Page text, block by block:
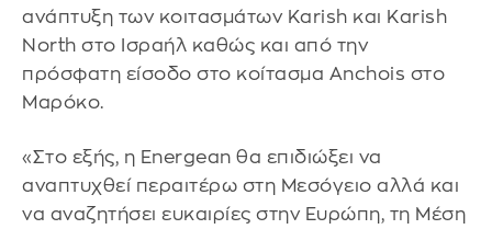
ανάπτυξη των κοιτασμάτων Karish και Karish
North στο Ισραήλ καθώς και από την
πρόσφατη είσοδο στο κοίτασμα Anchois στο
Μαρόκο.
«Στο εξής, η Energean θα επιδιώξει να
αναπτυχθεί περαιτέρω στη Μεσόγειο αλλά και
να αναζητήσει ευκαιρίες στην Ευρώπη, τη Μέση